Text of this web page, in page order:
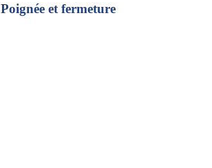
Poignée et fermeture